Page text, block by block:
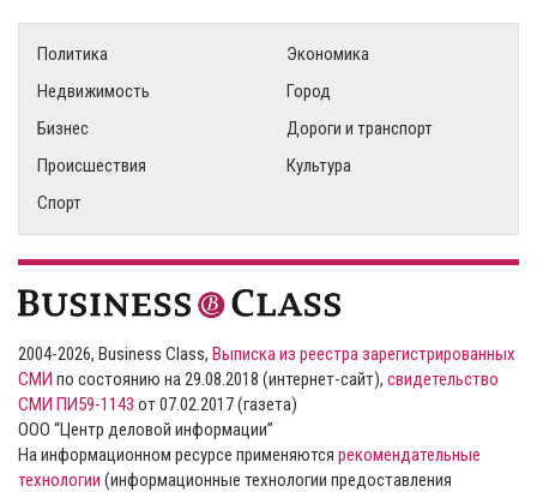
Политика
Экономика
Недвижимость
Город
Бизнес
Дороги и транспорт
Происшествия
Культура
Спорт
2004-2026, Business Class, Выписка из реестра зарегистрированных
СМИ по состоянию на 29.08.2018 (интернет-сайт), свидетельство
СМИ ПИ59-1143 от 07.02.2017 (газета)
ООО “Центр деловой информации”
На информационном ресурсе применяются рекомендательные
технологии (информационные технологии предоставления